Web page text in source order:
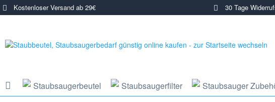
Kostenloser Versand ab 29€ 30 Tage
Staubsaugerbeutel Staubsaugerfilter Staubsauger